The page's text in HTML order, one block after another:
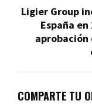
Ligier Group
España
aprobación
COMPARTE TU